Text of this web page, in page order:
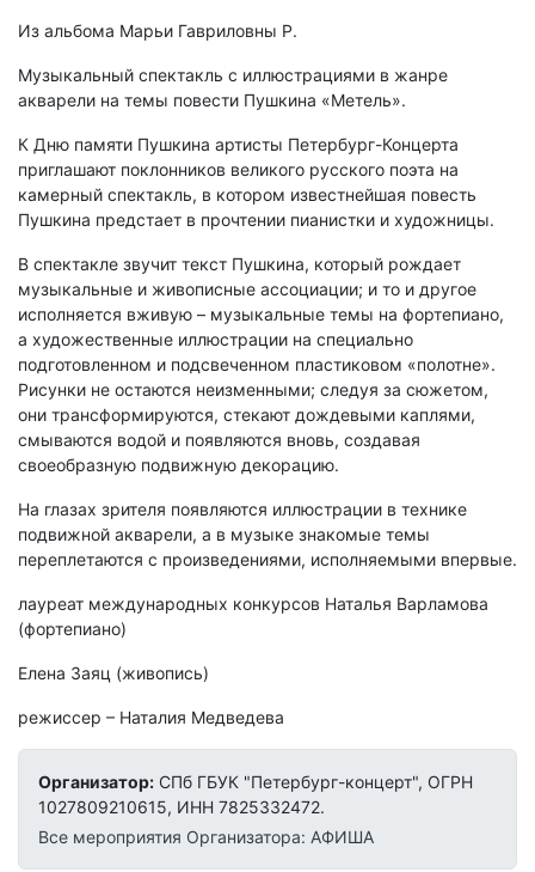
Из альбома Марьи Гавриловны Р.
Музыкальный спектакль с иллюстрациями в жанре
акварели на темы повести Пушкина «Метель».
К Дню памяти Пушкина артисты Петербург-Концерта
приглашают поклонников великого русского поэта на
камерный спектакль, в котором известнейшая повесть
Пушкина предстает в прочтении пианистки и художницы.
В спектакле звучит текст Пушкина, который рождает
музыкальные и живописные ассоциации; и то и другое
исполняется вживую – музыкальные темы на фортепиано,
а художественные иллюстрации на специально
подготовленном и подсвеченном пластиковом «полотне».
Рисунки не остаются неизменными; следуя за сюжетом,
они трансформируются, стекают дождевыми каплями,
смываются водой и появляются вновь, создавая
своеобразную подвижную декорацию.
На глазах зрителя появляются иллюстрации в технике
подвижной акварели, а в музыке знакомые темы
переплетаются с произведениями, исполняемыми впервые.
лауреат международных конкурсов Наталья Варламова
(фортепиано)
Елена Заяц (живопись)
режиссер – Наталия Медведева
Организатор: СПб ГБУК "Петербург-концерт", ОГРН
1027809210615, ИНН 7825332472.
Все мероприятия Организатора: АФИША